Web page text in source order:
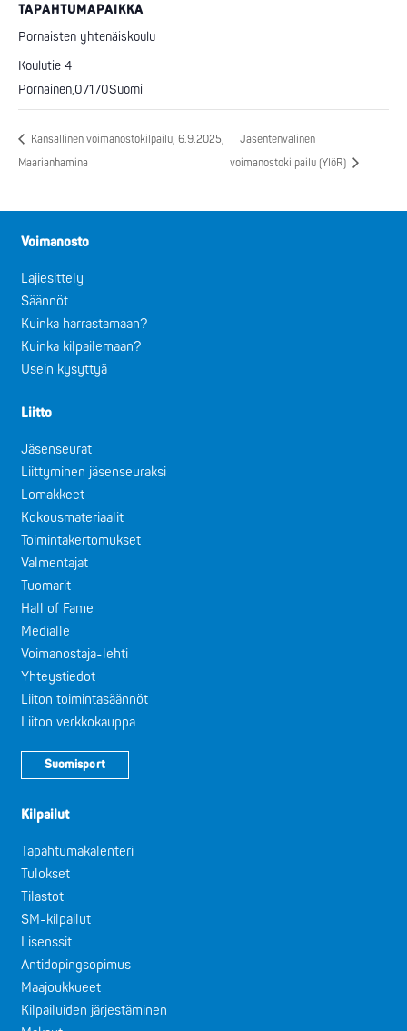
TAPAHTUMAPAIKKA
Pornaisten yhtenäiskoulu
Koulutie 4
Pornainen,07170Suomi
Kansallinen voimanostokilpailu, 6.9.2025,
Maarianhamina
Jäsentenvälinen
voimanostokilpailu (YlöR)
Voimanosto
Lajiesittely
Säännöt
Kuinka harrastamaan?
Kuinka kilpailemaan?
Usein kysyttyä
Liitto
Jäsenseurat
Liittyminen jäsenseuraksi
Lomakkeet
Kokousmateriaalit
Toimintakertomukset
Valmentajat
Tuomarit
Hall of Fame
Medialle
Voimanostaja-lehti
Yhteystiedot
Liiton toimintasäännöt
Liiton verkkokauppa
Suomisport
Kilpailut
Tapahtumakalenteri
Tulokset
Tilastot
SM-kilpailut
Lisenssit
Antidopingsopimus
Maajoukkueet
Kilpailuiden järjestäminen